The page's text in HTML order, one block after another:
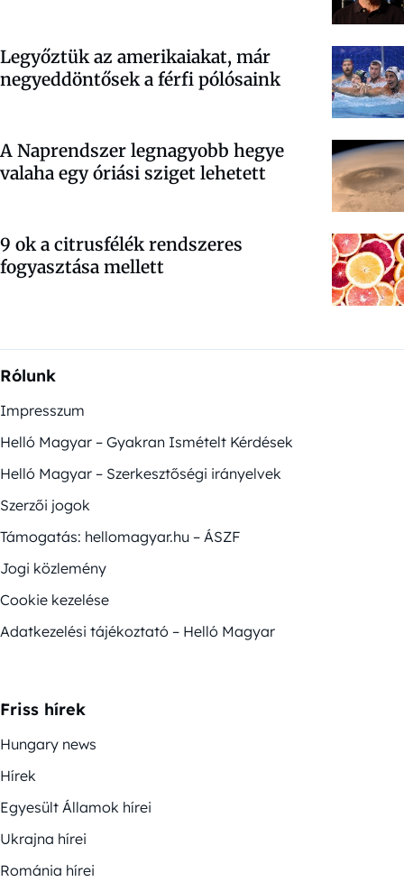
Legyőztük az amerikaiakat, már
negyeddöntősek a férfi pólósaink
A Naprendszer legnagyobb hegye
valaha egy óriási sziget lehetett
9 ok a citrusfélék rendszeres
fogyasztása mellett
Rólunk
Impresszum
Helló Magyar – Gyakran Ismételt Kérdések
Helló Magyar – Szerkesztőségi irányelvek
Szerzői jogok
Támogatás: hellomagyar.hu – ÁSZF
Jogi közlemény
Cookie kezelése
Adatkezelési tájékoztató – Helló Magyar
Friss hírek
Hungary news
Hírek
Egyesült Államok hírei
Ukrajna hírei
Románia hírei